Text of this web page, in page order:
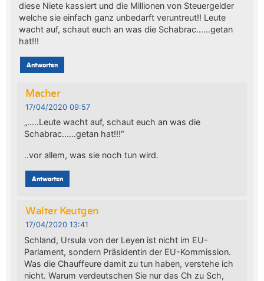
diese Niete kassiert und die Millionen von Steuergelder
welche sie einfach ganz unbedarft veruntreut!! Leute
wacht auf, schaut euch an was die Schabrac……getan
hat!!!
Antworten
Macher
17/04/2020 09:57
„…..Leute wacht auf, schaut euch an was die
Schabrac……getan hat!!!“
..vor allem, was sie noch tun wird.
Antworten
Walter Keutgen
17/04/2020 13:41
Schland, Ursula von der Leyen ist nicht im EU-
Parlament, sondern Präsidentin der EU-Kommission.
Was die Chauffeure damit zu tun haben, verstehe ich
nicht. Warum verdeutschen Sie nur das Ch zu Sch,